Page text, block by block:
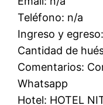
Teléfono: n/a
Ingreso y
Cantidad de
Comentarios:
Whatsapp
Hotel: HOTEL